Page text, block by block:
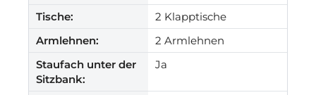
Tische:
2 Klapptische
Armlehnen:
2 Armlehnen
Staufach unter der
Sitzbank:
Ja